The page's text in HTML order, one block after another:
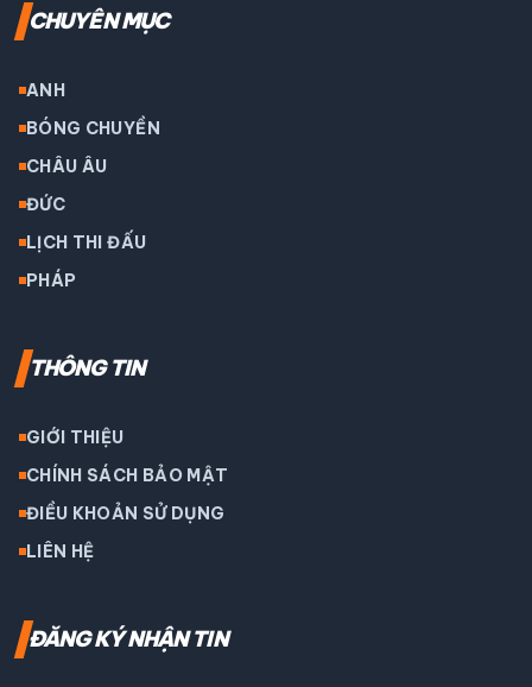
CHUYÊN MỤC
ANH
BÓNG CHUYỀN
CHÂU ÂU
ĐỨC
LỊCH THI ĐẤU
PHÁP
THÔNG TIN
GIỚI THIỆU
CHÍNH SÁCH BẢO MẬT
ĐIỀU KHOẢN SỬ DỤNG
LIÊN HỆ
ĐĂNG KÝ NHẬN TIN